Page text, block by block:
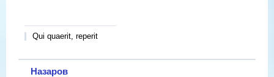
Qui quaerit, reperit
Назаров